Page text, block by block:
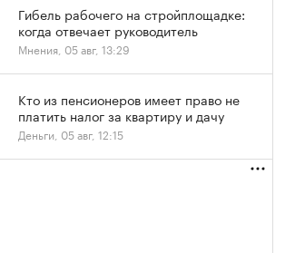
Гибель рабочего на стройплощадке:
когда отвечает руководитель
Мнения, 05 авг, 13:29
Кто из пенсионеров имеет право не
платить налог за квартиру и дачу
Деньги, 05 авг, 12:15